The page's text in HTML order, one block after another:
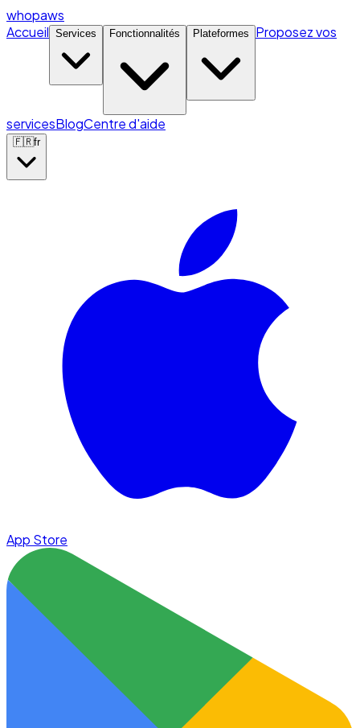
whopaws
Accueil Services Fonctionnalités Plateformes Proposez vos
servicesBlogCentre d'aide
🇫🇷fr
App Store